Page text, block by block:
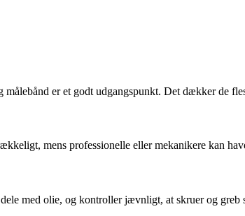
er et godt udgangspunkt. Det dækker de
mens professionelle eller mekanikere kan
med olie, og kontroller jævnligt, at skruer og greb